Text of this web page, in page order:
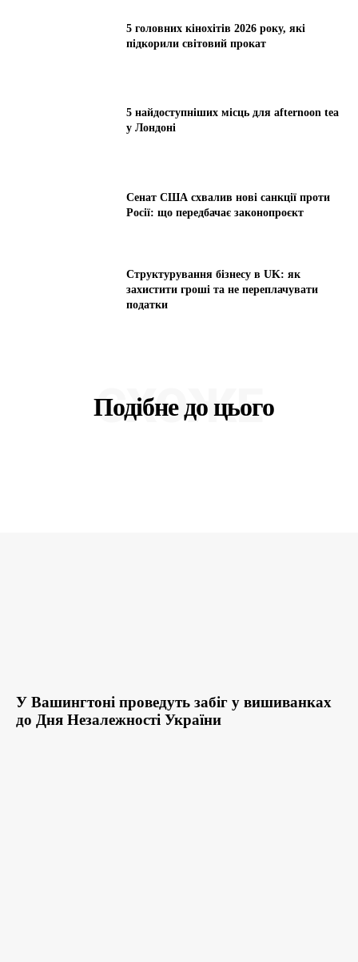
5 головних кінохітів 2026 року, які
підкорили світовий прокат
5 найдоступніших місць для afternoon tea
у Лондоні
Сенат США схвалив нові санкції проти
Росії: що передбачає законопроєкт
Структурування бізнесу в UK: як
захистити гроші та не переплачувати
податки
Подібне до цього
СХОЖЕ
У Вашингтоні проведуть забіг у вишиванках
до Дня Незалежності України